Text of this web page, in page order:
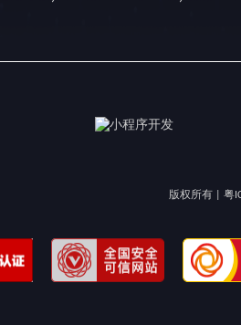
版权所有 | 粤